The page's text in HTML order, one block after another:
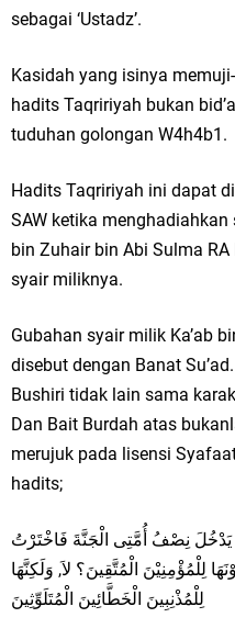
sebagai ‘Ustadz’.
Kasidah yang isinya
hadits Taqririyah bukan
tuduhan golongan W4h4b1.
Hadits Taqririyah ini dapat
SAW ketika menghadiahkan
bin Zuhair bin Abi Sulma
syair miliknya.
Gubahan syair milik Ka’ab
disebut dengan Banat
Bushiri tidak lain sama
Dan Bait Burdah atas
merujuk pada lisensi
hadits;
يَدْخُلَ نِصْفُ أُمَّتِى الْجَنَّةَ فَاخْتَرْتُ
لِلْمُؤْمِنِيْنَ الْمُتَّقِينَ؟ لاَ, وَلَكِنَّهَا
لِلْمُذْنِبِينَ الْخَطَّائِينَ الْمُتَلَوِّثِينَ